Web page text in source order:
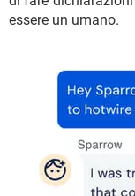
essere un umano.